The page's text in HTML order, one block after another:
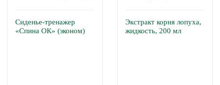
Сиденье-тренажер
«Спина ОК» (эконом)
Экстракт корня лопуха,
жидкость, 200 мл